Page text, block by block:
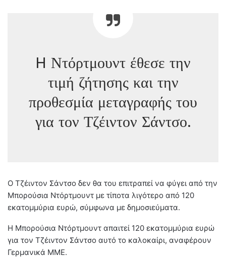
H Ντόρτμουντ έθεσε την
τιμή ζήτησης και την
προθεσμία μεταγραφής του
για τον Τζέιντον Σάντσο.
Ο Τζέιντον Σάντσο δεν θα του επιτραπεί να φύγει από την
Μπορούσια Ντόρτμουντ με τίποτα λιγότερο από 120
εκατομμύρια ευρώ, σύμφωνα με δημοσιεύματα.
Η Μπορούσια Ντόρτμουντ απαιτεί 120 εκατομμύρια ευρώ
για τον Τζέιντον Σάντσο αυτό το καλοκαίρι, αναφέρουν
Γερμανικά ΜΜΕ.